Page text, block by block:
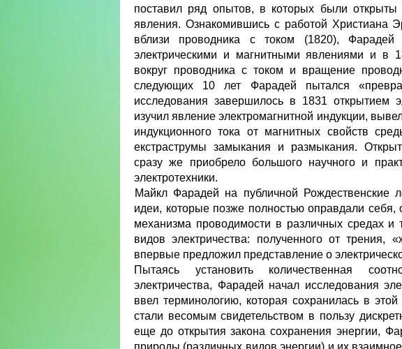
поставил ряд опытов, в которых были
явления. Ознакомившись с работой Христиана
вблизи проводника с током (1820), Фарадей
электрическими и магнитными явлениями и в
вокруг проводника с током и вращение
следующих 10 лет Фарадей пытался
исследования завершилось в 1831 открытием
изучил явление электромагнитной индукции,
индукционного тока от магнитных свойств
екстраструмы замыкания и размыкания.
сразу же приобрело большого научного и
электротехники.
Maйкл Фaрaдей на публичной
идеи, которые позже полностью оправдали себя,
механизма проводимости в различных средах и
видов электричества: полученного от трения,
впервые предложил представление о
Пытаясь установить количественная
электричества, Фарадей начал исследования
ввел терминологию, которая сохранилась в
стали весомым свидетельством в пользу
еще до открытия закона сохранения энергии,
природы (различных видов энергии) и их